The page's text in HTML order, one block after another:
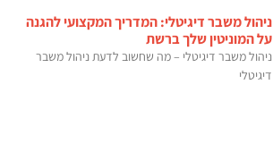
ניהול משבר דיגיטלי: המדריך המקצועי להגנה
על המוניטין שלך ברשת
ניהול משבר דיגיטלי – מה שחשוב לדעת ניהול משבר
דיגיטלי